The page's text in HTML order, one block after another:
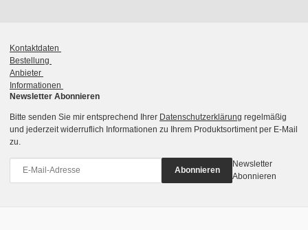
Kontaktdaten
Bestellung
Anbieter
Informationen
Newsletter Abonnieren
Bitte senden Sie mir entsprechend Ihrer Datenschutzerklärung regelmäßig
und jederzeit widerruflich Informationen zu Ihrem Produktsortiment per E-Mail
zu.
Abonnieren
Newsletter
Abonnieren